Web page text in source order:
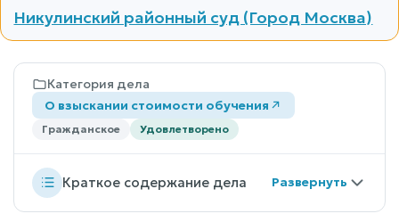
Никулинский районный суд (Город Москва)
Категория дела
О взыскании стоимости обучения
Гражданское Удовлетворено
Краткое содержание дела